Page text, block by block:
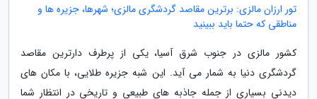
تور ارزان مالزی: برترین مقاصد گردشگری مالزی؛ شهرها، جزیره ها و
مناطقی که حتما باید ببینید
کشور مالزی در جنوب شرق آسیا، یکی از پرطرف دارترین مقاصد
گردشگری دنیا به شمار می آید. این شبه جزیره طلایی، با مکان های
دیدنی بسیاری از جمله جاذبه های طبیعی و تاریخی در انتظار شما